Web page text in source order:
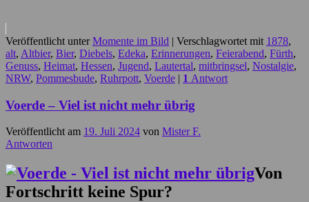
Veröffentlicht unter Momente im Bild | Verschlagwortet mit 1878,
alt, Altbier, Bier, Diebels, Edeka, Erinnerungen, Feierabend, Fürth,
Genuss, Heimat, Hessen, Jugend, Lautertal, mitbringsel, Nostalgie,
NRW, Pommesbude, Ruhrpott, Voerde | 1 Antwort
Voerde – Viel ist nicht mehr übrig
Veröffentlicht am 19. Juli 2024 von Mister F.
Antworten
Von
Fortschritt keine Spur?